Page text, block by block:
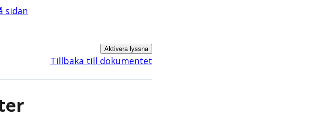
sidan
Aktivera lyssna
Tillbaka till dokumentet